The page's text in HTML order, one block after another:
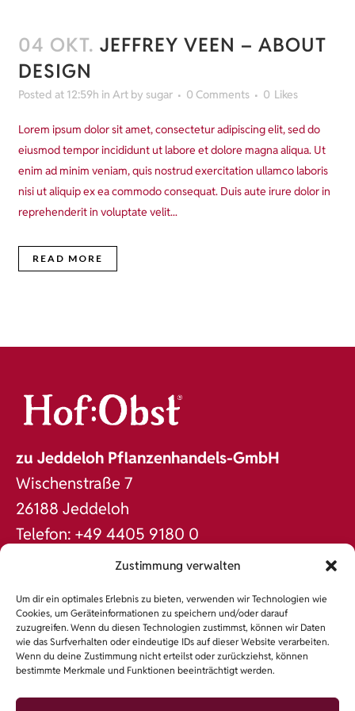
Zustimmung verwalten
Um dir ein optimales Erlebnis zu bieten, verwenden wir Technologien wie
Cookies, um Geräteinformationen zu speichern und/oder darauf
zuzugreifen. Wenn du diesen Technologien zustimmst, können wir Daten
wie das Surfverhalten oder eindeutige IDs auf dieser Website verarbeiten.
Wenn du deine Zustimmung nicht erteilst oder zurückziehst, können
bestimmte Merkmale und Funktionen beeinträchtigt werden.
04 OKT. JEFFREY VEEN – ABOUT
DESIGN
Posted at 12:59h in Art by sugar 0 Comments 0 Likes
Lorem ipsum dolor sit amet, consectetur adipiscing elit, sed do
eiusmod tempor incididunt ut labore et dolore magna aliqua. Ut
enim ad minim veniam, quis nostrud exercitation ullamco laboris
nisi ut aliquip ex ea commodo consequat. Duis aute irure dolor in
reprehenderit in voluptate velit...
READ MORE
zu Jeddeloh Pflanzenhandels-GmbH
Wischenstraße 7
26188 Jeddeloh
Telefon: +49 4405 9180 0
Fax: +49 4405 9180 60
www.jeddeloh.de
DAS SORTIMENT
NACHHALTIGKEIT
PFLEGETIPPS